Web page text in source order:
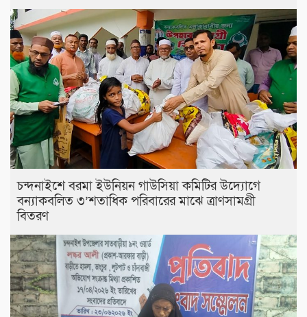
চন্দনাইশে বরমা ইউনিয়ন গাউসিয়া কমিটির উদ্যোগে
বন্যাকবলিত ৩’শতাধিক পরিবারের মাঝে ত্রাণসামগ্রী
বিতরণ